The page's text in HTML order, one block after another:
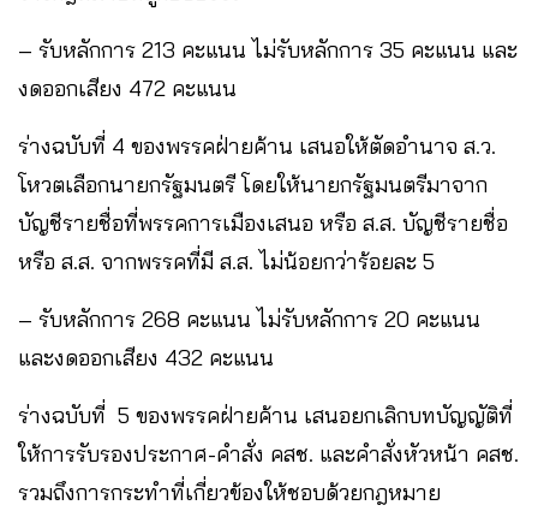
– รับหลักการ 213 คะแนน ไม่รับหลักการ 35 คะแนน และ
งดออกเสียง 472 คะแนน
ร่างฉบับที่ 4 ของพรรคฝ่ายค้าน เสนอให้ตัดอำนาจ ส.ว.
โหวตเลือกนายกรัฐมนตรี โดยให้นายกรัฐมนตรีมาจาก
บัญชีรายชื่อที่พรรคการเมืองเสนอ หรือ ส.ส. บัญชีรายชื่อ
หรือ ส.ส. จากพรรคที่มี ส.ส. ไม่น้อยกว่าร้อยละ 5
– รับหลักการ 268 คะแนน ไม่รับหลักการ 20 คะแนน
และงดออกเสียง 432 คะแนน
ร่างฉบับที่ 5 ของพรรคฝ่ายค้าน เสนอยกเลิกบทบัญญัติที่
ให้การรับรองประกาศ-คำสั่ง คสช. และคำสั่งหัวหน้า คสช.
รวมถึงการกระทำที่เกี่ยวข้องให้ชอบด้วยกฎหมาย